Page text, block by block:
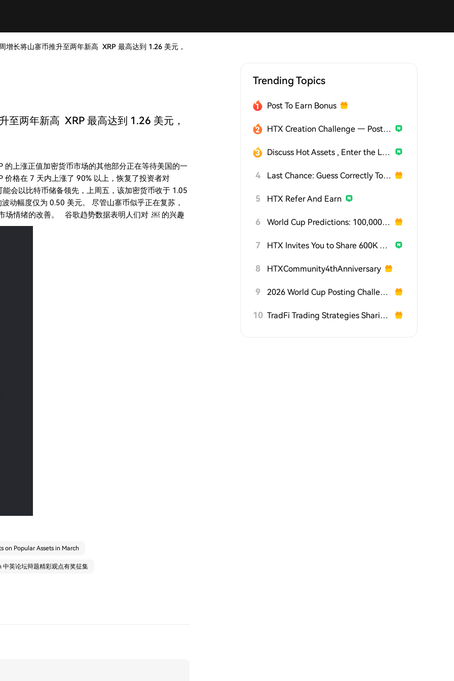
增长将山寨币推升至两年新高 XRP 最高达到 1.26 美元，
至两年新高 XRP 最高达到 1.26 美元，
上涨正值加密货币市场的其他部分正在等待美国的一
格在 7 天内上涨了 90% 以上，恢复了投资者对
会以比特币储备领先，上周五，该加密货币收于 1.05
动幅度仅为 0.50 美元。 尽管山寨币似乎正在复苏，
场情绪的改善。 谷歌趋势数据表明人们对 .￼ 的兴趣
on Popular Assets in March
中英论坛辩题精彩观点有奖征集
Trending Topics
Post To Earn Bonus
HTX Creation Challenge — Post and Win 1,500U
Discuss Hot Assets , Enter the Lucky Draw
4 Last Chance: Guess Correctly Today and Win More
5 HTX Refer And Earn
6 World Cup Predictions: 100,000 USDT Daily
7 HTX Invites You to Share 600K USDT in Gift Packs
8 HTXCommunity4thAnniversary
9 2026 World Cup Posting Challenge on HTX Square
10 TradFi Trading Strategies Sharing Challenge